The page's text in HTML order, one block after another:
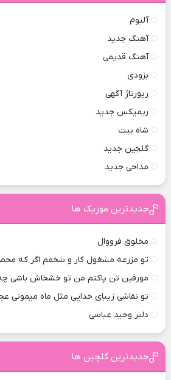
آلبوم
آهنگ جدید
آهنگ قدیمی
بزودی
رپورتاژ آگهی
ریمیکس جدید
شاه بیت
گلچین جدید
مداحی جدید
جدیدترین موزیک ها
مخلوق فرووال
تو مزرعه مشغول کار و شخمم اگر که
مورفین تن پاکتم من تو خشخاش باشی
تو نقاشی زیبای خدایی مثل ماه میمونی
دلبر وحید عباسی
جدیدترین گلچین ها